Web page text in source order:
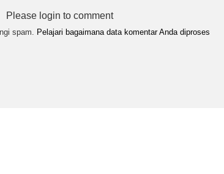
Please login to comment
spam. Pelajari bagaimana data komentar Anda diproses